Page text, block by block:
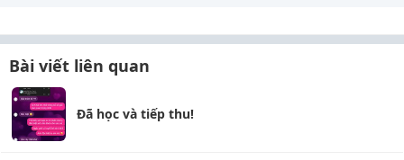
Bài viết liên quan
Đã học và tiếp thu!